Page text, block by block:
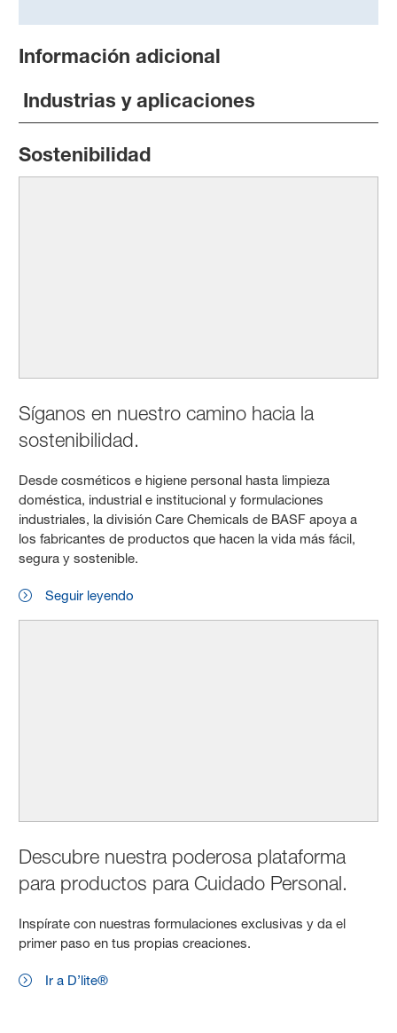
Información adicional
Industrias y aplicaciones
Sostenibilidad
Síganos en nuestro camino hacia la
sostenibilidad.
Desde cosméticos e higiene personal hasta limpieza
doméstica, industrial e institucional y formulaciones
industriales, la división Care Chemicals de BASF apoya a
los fabricantes de productos que hacen la vida más fácil,
segura y sostenible.
Seguir leyendo
Descubre nuestra poderosa plataforma
para productos para Cuidado Personal.
Inspírate con nuestras formulaciones exclusivas y da el
primer paso en tus propias creaciones.
Ir a D’lite®